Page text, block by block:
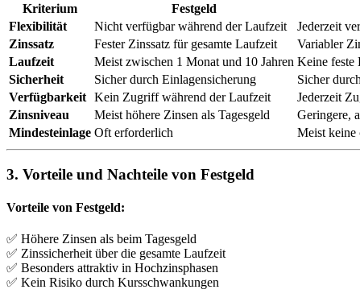
Kriterium Festgeld
Flexibilität
Nicht verfügbar während der Laufzeit
Jederzeit
Zinssatz
Fester Zinssatz für gesamte Laufzeit
Variabler
Laufzeit
Meist zwischen 1 Monat und 10 Jahren Keine feste
Sicherheit
Sicher durch Einlagensicherung
Sicher
Verfügbarkeit Kein Zugriff während der Laufzeit
Jederzeit
Zinsniveau
Meist höhere Zinsen als Tagesgeld
Geringere,
Mindesteinlage Oft erforderlich Meist keine
3. Vorteile und Nachteile von Festgeld
Vorteile von Festgeld:
✅ Höhere Zinsen als beim Tagesgeld
✅ Zinssicherheit über die gesamte Laufzeit
✅ Besonders attraktiv in Hochzinsphasen
✅ Kein Risiko durch Kursschwankungen